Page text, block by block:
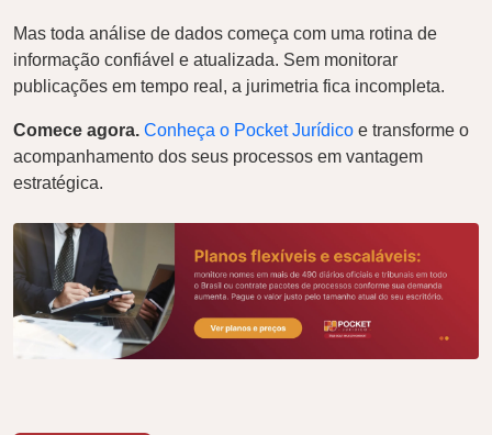
Mas toda análise de dados começa com uma rotina de
informação confiável e atualizada. Sem monitorar
publicações em tempo real, a jurimetria fica incompleta.
Comece agora. Conheça o Pocket Jurídico e transforme o
acompanhamento dos seus processos em vantagem
estratégica.